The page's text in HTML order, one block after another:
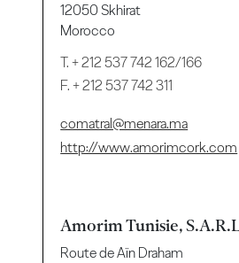
12050 Skhirat
Morocco
T.+ 212 537 742 162/166
F. + 212 537 742 311
comatral@menara.ma
http://www.amorimcork.com
Amorim Tunisie,
Route de Aïn Draham